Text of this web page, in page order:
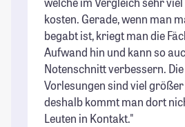
kosten. Gerade, wenn man
begabt ist, kriegt man die
Aufwand hin und kann so
Notenschnitt verbessern.
Vorlesungen sind viel
deshalb kommt man dort
Leuten in Kontakt."